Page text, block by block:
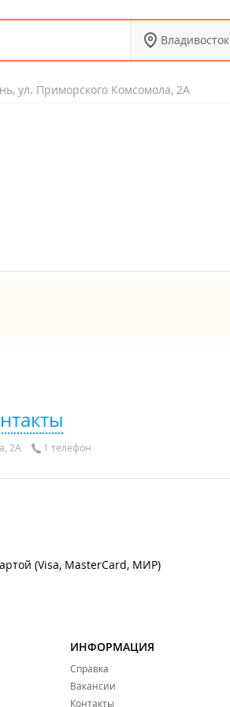
Владивосток
ул. Приморского Комсомола, 2А
2А 1 телефон
(Visa, MasterCard, МИР)
ИНФОРМАЦИЯ
Справка
Вакансии
Контакты